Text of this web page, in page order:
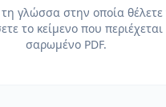
τη γλώσσα στην οποία
το κείμενο που
σαρωμένο PDF.